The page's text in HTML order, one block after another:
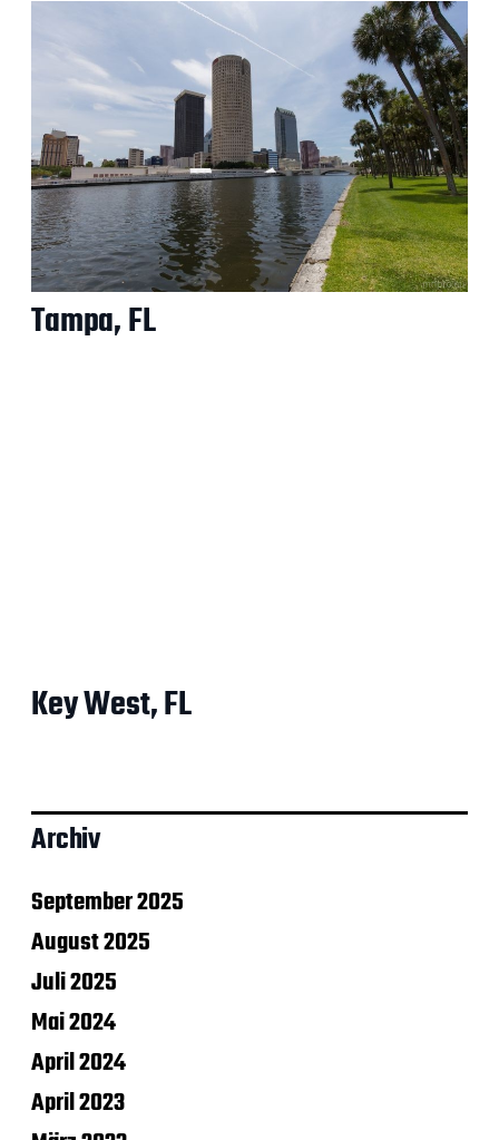
Tampa, FL
Key West, FL
Archiv
September 2025
August 2025
Juli 2025
Mai 2024
April 2024
April 2023